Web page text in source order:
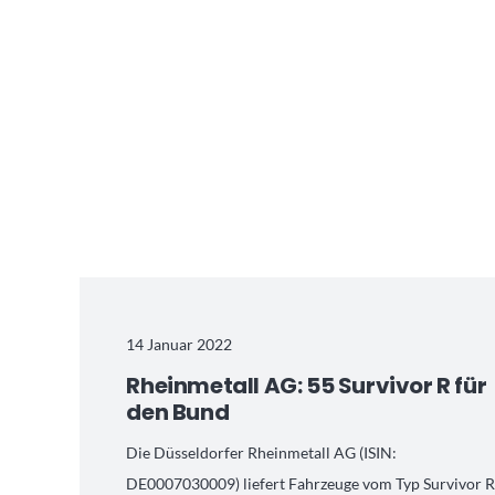
14 Januar 2022
Rheinmetall AG: 55 Survivor R für
den Bund
Die Düsseldorfer Rheinmetall AG (ISIN:
DE0007030009) liefert Fahrzeuge vom Typ Survivor R